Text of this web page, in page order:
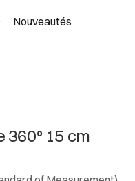
Nouveautés
15 cm